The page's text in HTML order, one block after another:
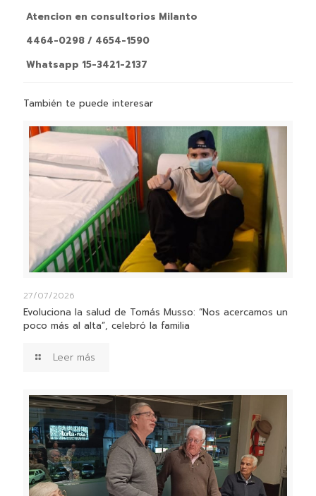
Atencion en consultorios Milanto
4464-0298 / 4654-1590
Whatsapp 15-3421-2137
También te puede interesar
27/07/2026
Evoluciona la salud de Tomás Musso: “Nos acercamos un
poco más al alta”, celebró la familia
Leer más